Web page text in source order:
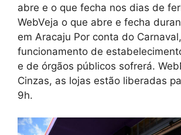
abre e o que fecha nos dias de
WebVeja o que abre e fecha
em Aracaju Por conta do
funcionamento de
e de órgãos públicos sofrerá.
Cinzas, as lojas estão liberadas
9h.